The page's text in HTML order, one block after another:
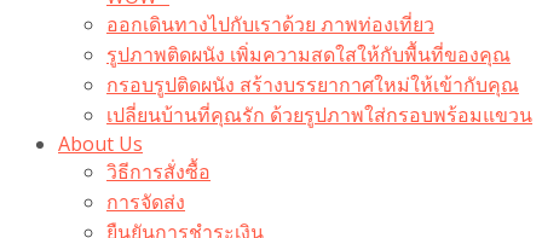
ออกเดินทางไปกับเราด้วย ภาพท่องเที่ยว
รูปภาพติดผนัง เพิ่มความสดใสให้กับพื้นที่ของคุณ
กรอบรูปติดผนัง สร้างบรรยากาศใหม่ให้เข้ากับคุณ
เปลี่ยนบ้านที่คุณรัก ด้วยรูปภาพใส่กรอบพร้อมแขวน​
About Us
วิธีการสั่งซื้อ
การจัดส่ง
ยืนยันการชำระเงิน